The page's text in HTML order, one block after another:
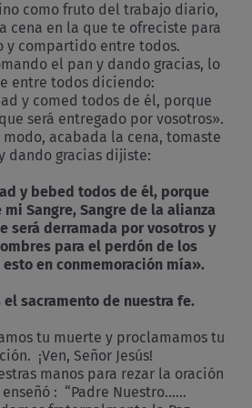
como fruto del trabajo diario,
cena en la que te ofreciste para
y compartido entre todos.
el pan y dando gracias, lo
entre todos diciendo:
y comed todos de él, porque
será entregado por vosotros».
modo, acabada la cena, tomaste
dando gracias dijiste:
y bebed todos de él, porque
Sangre, Sangre de la alianza
será derramada por vosotros y
para el perdón de los
en conmemoración mía».
el sacramento de nuestra fe.
tu muerte y proclamamos tu
¡Ven, Señor Jesús!
manos para rezar la oración
enseñó : “Padre Nuestro……